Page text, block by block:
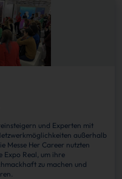
und Experten mit
außerhalb
Messe Her Career nutzten
Expo Real, um ihre
zu machen und